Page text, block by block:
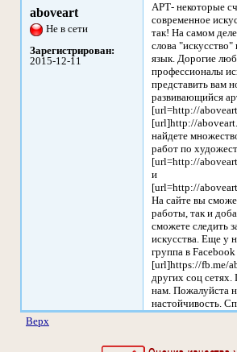
aboveart
Не в сети
Зарегистрирован:
2015-12-11
АРТ- некоторые
современное
так! На самом
слова "искусство"
язык. Дорогие
профессионалы
представить вам
развивающийся
[url=http://
[url]http://
найдете
работ по
[url=http://
и
[url=http://
На сайте вы
работы, так и
сможете следить
искусства. Еще у
группа в Facebook
[url]https://fb.me/
других соц сетях.
нам. Пожалуйста
настойчивость.
Верх